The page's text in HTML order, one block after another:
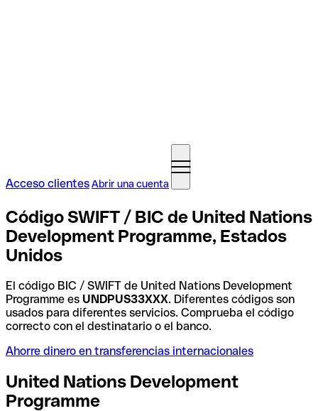
Acceso clientesAbrir una cuenta
Código SWIFT / BIC de United Nations
Development Programme, Estados
Unidos
El código BIC / SWIFT de United Nations Development
Programme es UNDPUS33XXX. Diferentes códigos son
usados para diferentes servicios. Comprueba el código
correcto con el destinatario o el banco.
Ahorre dinero en transferencias internacionales
United Nations Development
Programme